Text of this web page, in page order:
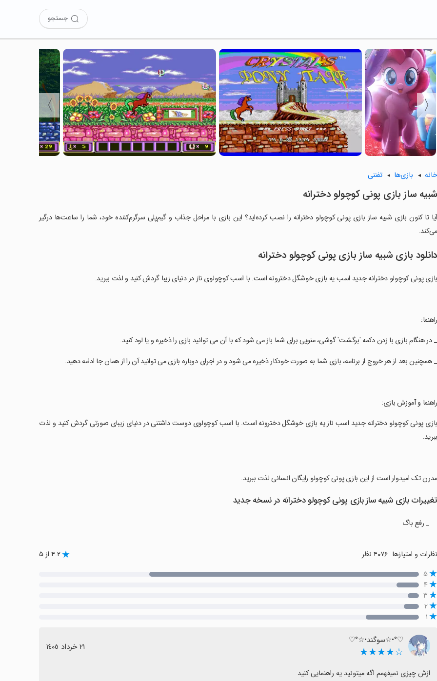
جستجو
〈
〉
خانه بازی‌ها تفننی
شبیه ساز بازی پونی کوچولو دخترانه
آیا تا کنون بازی شبیه ساز بازی پونی کوچولو دخترانه را نصب کرده‌اید؟ این بازی با مراحل جذاب و گیم‌پلی سرگرم‌کننده خود، شما را ساعت‌ها درگیر
می‌کند.
دانلود بازی شبیه ساز بازی پونی کوچولو دخترانه
بازی پونی کوچولو دخترانه جدید اسب یه بازی خوشگل دخترونه است. با اسب کوچولوی ناز در دنیای زیبا گردش کنید و لذت ببرید.
‏راهنما:
‏_ در هنگام بازی با زدن دکمه 'برگشت' گوشی، منویی برای شما باز می شود که با آن می توانید بازی را ذخیره و یا لود کنید.
‏_ همچنین بعد از هر خروج از برنامه، بازی شما به صورت خودکار ذخیره می شود و در اجرای دوباره بازی می توانید آن را از همان جا ادامه دهید.
‏راهنما و آموزش بازی:
‏بازی پونی کوچولو دخترانه جدید اسب ناز یه بازی خوشگل دخترونه است. با اسب کوچولوی دوست داشتنی در دنیای زیبای صورتی گردش کنید و لذت
ببرید.
‏مدرن تک امیدوار است از این بازی پونی کوچولو رایگان انسانی لذت ببرید.
تغییرات بازی شبیه ساز بازی پونی کوچولو دخترانه در نسخه جدید
_ رفع باگ
نظرات و امتیازها ۴۰۷۶ نظر ۴.۲ از ۵
۵
۴
۳
۲
۱
♡°•☆سوگند•☆°♡
☆★★★★ ٢١ خرداد ١٤٠٥
ازش چیزی نمیفهمم اگه میتونید یه راهنمایی کنید